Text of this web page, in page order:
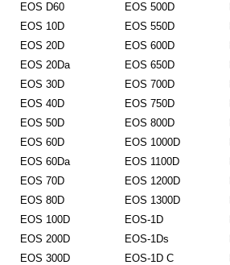
EOS D60
EOS 10D
EOS 20D
EOS 20Da
EOS 30D
EOS 40D
EOS 50D
EOS 60D
EOS 60Da
EOS 70D
EOS 80D
EOS 100D
EOS 200D
EOS 300D
EOS 500D
EOS 550D
EOS 600D
EOS 650D
EOS 700D
EOS 750D
EOS 800D
EOS 1000D
EOS 1100D
EOS 1200D
EOS 1300D
EOS-1D
EOS-1Ds
EOS-1D C